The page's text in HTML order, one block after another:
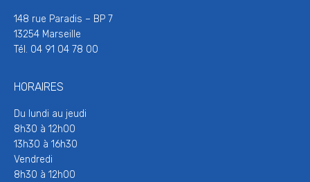
148 rue Paradis – BP 7
13254 Marseille
Tél. 04 91 04 78 00
HORAIRES
Du lundi au jeudi
8h30 à 12h00
13h30 à 16h30
Vendredi
8h30 à 12h00